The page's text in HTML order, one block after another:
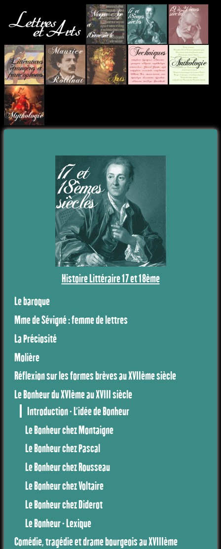
Histoire Littéraire 17 et 18ème
Le baroque
Mme de Sévigné : femme de lettres
La Préciosité
Molière
Réflexion sur les formes brèves au XVIIème siècle
Le Bonheur du XVIème au XVIII siècle
Introduction - L'idée de Bonheur
Le Bonheur chez Montaigne
Le Bonheur chez Pascal
Le Bonheur chez Rousseau
Le Bonheur chez Voltaire
Le Bonheur chez Diderot
Le Bonheur - Lexique
Comédie, tragédie et drame bourgeois au XVIIIème